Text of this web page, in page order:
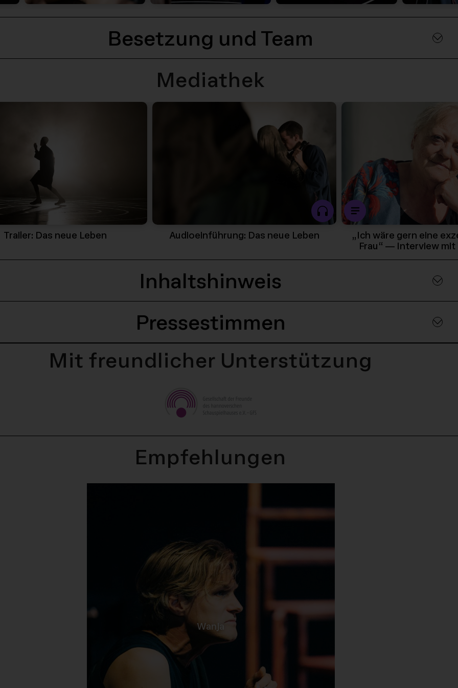
Besetzung und Team
Mediathek
Trailer: Das neue LebenPlay Video - Trailer: Das neue Leben - 25167
Audioeinführung: Das neue LebenPlay Podcast -
label_detail_link
„Ich wäre gern eine
Frau“ — Interview mit
Inhaltshinweis
Pressestimmen
Mit freundlicher Unterstützung
Empfehlungen
Wanja -